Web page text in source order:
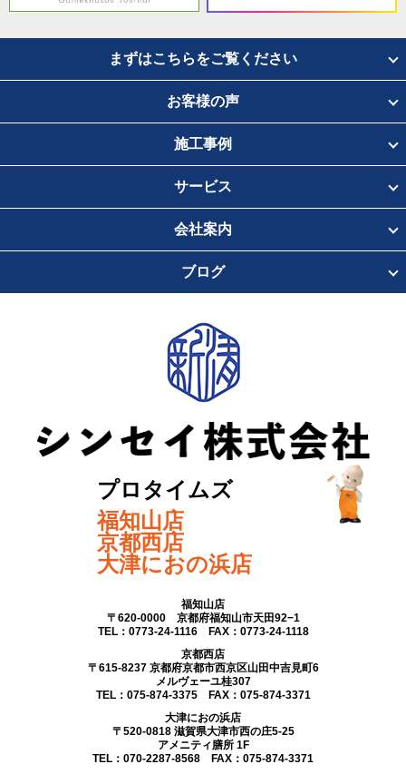
まずはこちらをご覧ください
お客様の声
施工事例
サービス
会社案内
ブログ
プロタイムズ
福知山店
京都西店
大津におの浜店
福知山店
〒620-0000 京都府福知山市天田92−1
TEL：0773-24-1116 FAX：0773-24-1118
京都西店
〒615-8237 京都府京都市西京区山田中吉見町6
メルヴェーユ桂307
TEL：075-874-3375 FAX：075-874-3371
大津におの浜店
〒520-0818 滋賀県大津市西の庄5-25
アメニティ膳所 1F
TEL：070-2287-8568 FAX：075-874-3371